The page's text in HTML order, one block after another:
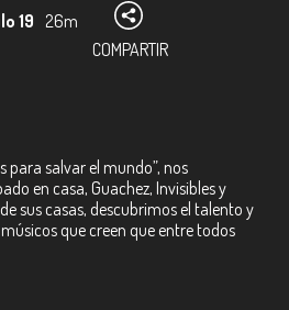
19 26m
COMPARTIR
para salvar el mundo”, nos
en casa, Guachez, Invisibles y
sus casas, descubrimos el talento y
que creen que entre todos